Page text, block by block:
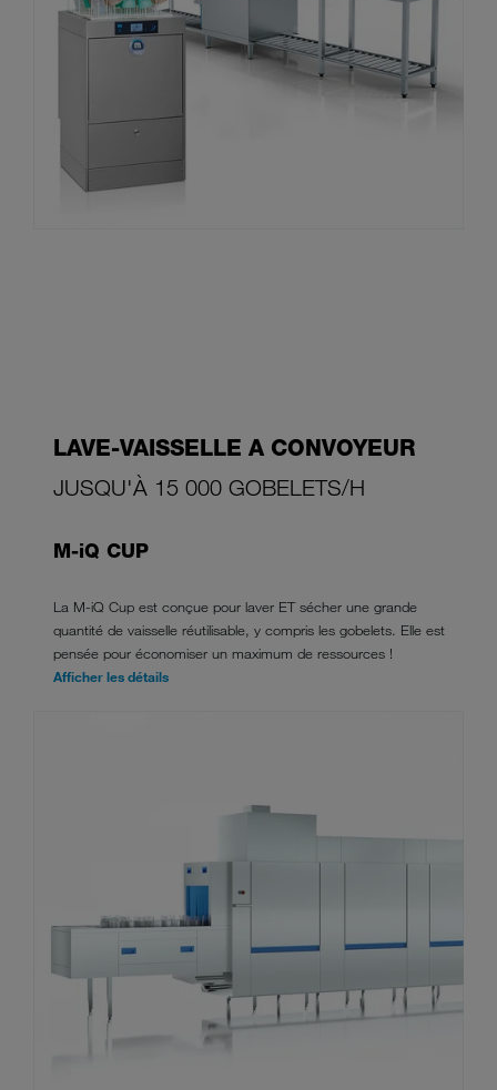
LAVE-VAISSELLE A CONVOYEUR
JUSQU'À 15 000 GOBELETS/H
M-iQ CUP
La M-iQ Cup est conçue pour laver ET sécher une grande
quantité de vaisselle réutilisable, y compris les gobelets. Elle est
pensée pour économiser un maximum de ressources !
Afficher les détails